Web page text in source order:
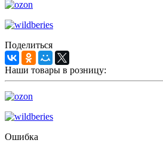
Поделиться
Наши товары в розницу:
Ошибка